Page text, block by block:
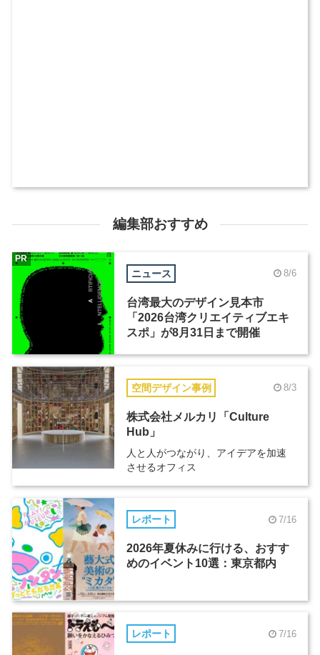
編集部おすすめ
ニュース 8/6
台湾最大のデザイン見本市
「2026台湾クリエイティブエキ
スポ」が8月31日まで開催
PR
空間デザイン事例 8/3
株式会社メルカリ「Culture
Hub」
人と人がつながり、アイデアを加速
させるオフィス
レポート 7/16
2026年夏休みに行ける、おすす
めのイベント10選：東京都内
レポート 7/16